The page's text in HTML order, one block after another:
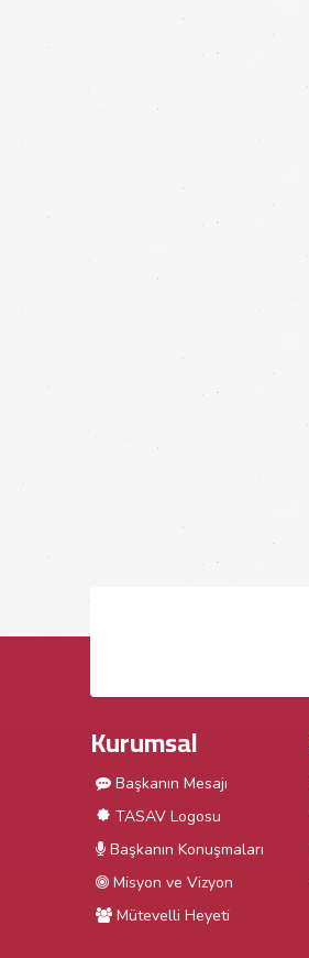
Kurumsal
Başkanın Mesajı
TASAV Logosu
Başkanın Konuşmaları
Misyon ve Vizyon
Mütevelli Heyeti